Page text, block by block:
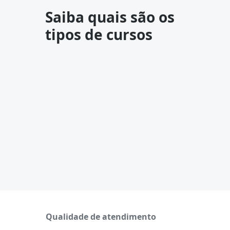
Saiba quais são os
tipos de cursos
Qualidade de atendimento